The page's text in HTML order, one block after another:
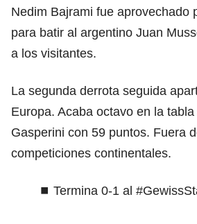
Nedim Bajrami fue aprovechado
para batir al argentino Juan
a los visitantes.
La segunda derrota seguida
Europa. Acaba octavo en la
Gasperini con 59 puntos. Fuera
competiciones continentales.
⏹ Termina 0-1 al